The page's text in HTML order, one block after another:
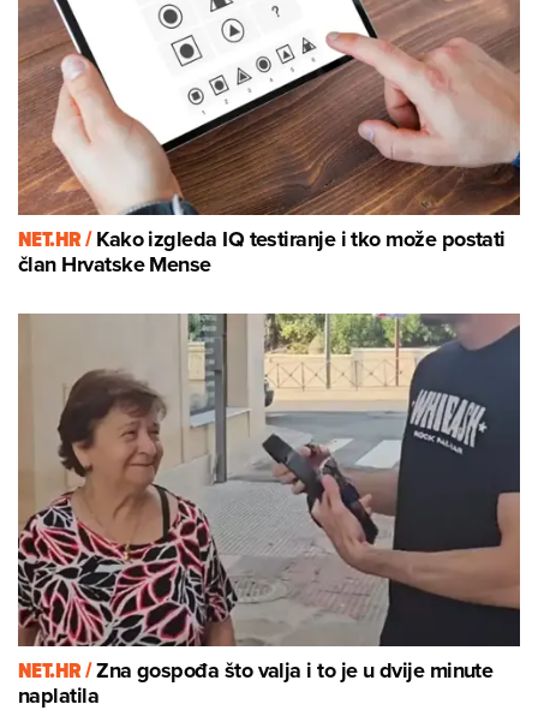
NET.HR /Kako izgleda IQ testiranje i tko može postati
član Hrvatske Mense
NET.HR /Zna gospođa što valja i to je u dvije minute
naplatila